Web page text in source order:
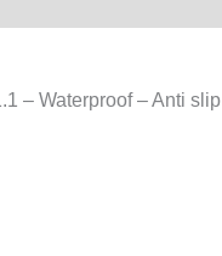
– Waterproof – Anti slip